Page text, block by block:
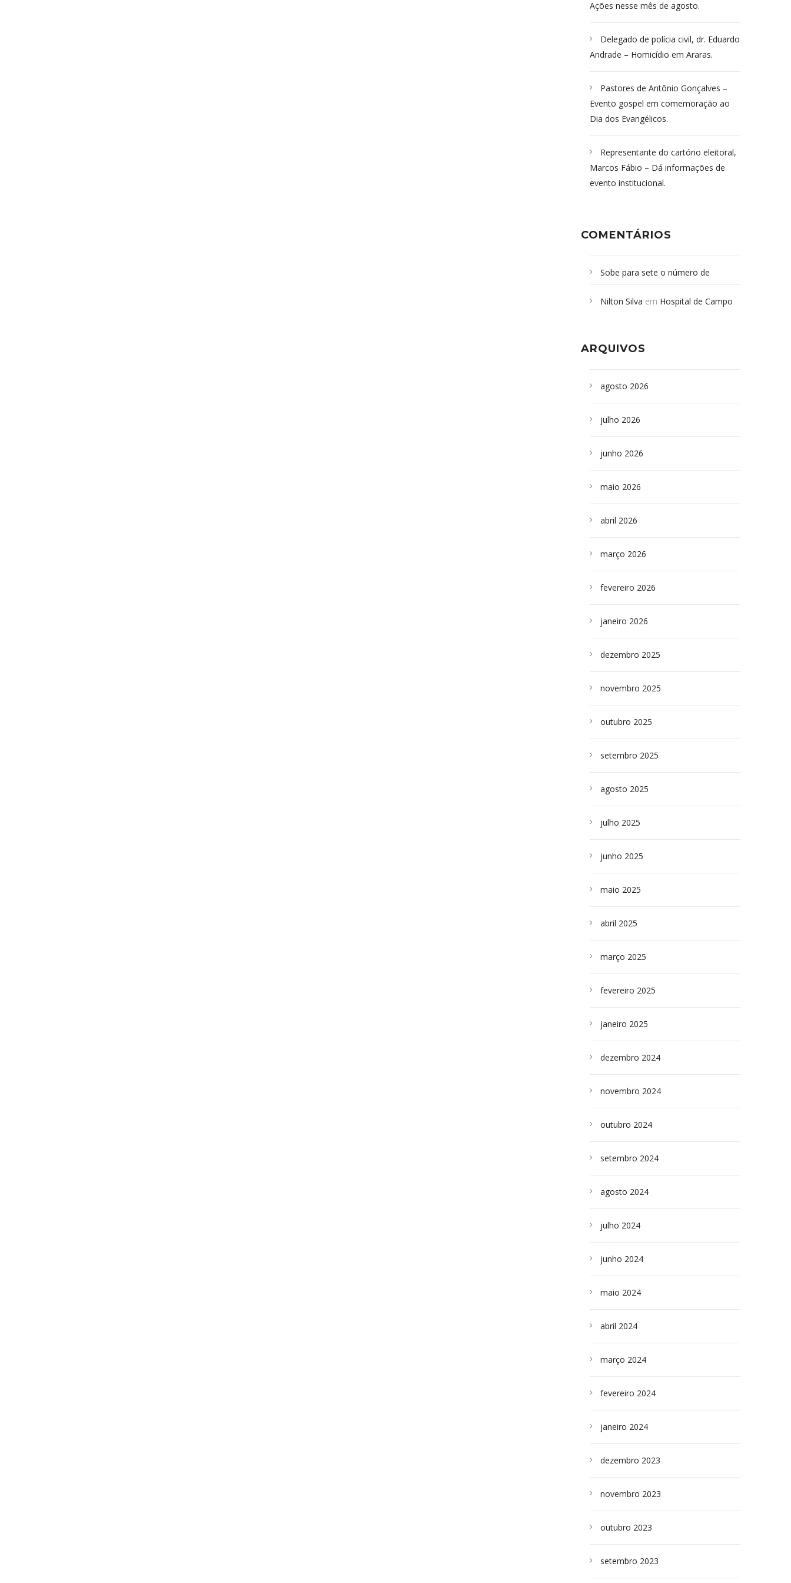
Ações nesse mês de agosto.
Delegado de polícia civil, dr. Eduardo
Andrade – Homicídio em Araras.
Pastores de Antônio Gonçalves –
Evento gospel em comemoração ao
Dia dos Evangélicos.
Representante do cartório eleitoral,
Marcos Fábio – Dá informações de
evento institucional.
COMENTÁRIOS
Sobe para sete o número de
desabamento em São Paulo - Revista
sepultados em SP
Nilton Silva em Hospital de Campo
ARQUIVOS
agosto 2026
julho 2026
junho 2026
maio 2026
abril 2026
março 2026
fevereiro 2026
janeiro 2026
dezembro 2025
novembro 2025
outubro 2025
setembro 2025
agosto 2025
julho 2025
junho 2025
maio 2025
abril 2025
março 2025
fevereiro 2025
janeiro 2025
dezembro 2024
novembro 2024
outubro 2024
setembro 2024
agosto 2024
julho 2024
junho 2024
maio 2024
abril 2024
março 2024
fevereiro 2024
janeiro 2024
dezembro 2023
novembro 2023
outubro 2023
setembro 2023